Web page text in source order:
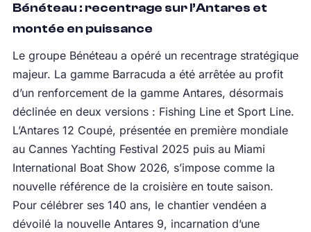
Bénéteau : recentrage sur l’Antares et
montée en puissance
Le groupe Bénéteau a opéré un recentrage stratégique
majeur. La gamme Barracuda a été arrêtée au profit
d’un renforcement de la gamme Antares, désormais
déclinée en deux versions : Fishing Line et Sport Line.
L’Antares 12 Coupé, présentée en première mondiale
au Cannes Yachting Festival 2025 puis au Miami
International Boat Show 2026, s’impose comme la
nouvelle référence de la croisière en toute saison.
Pour célébrer ses 140 ans, le chantier vendéen a
dévoilé la nouvelle Antares 9, incarnation d’une